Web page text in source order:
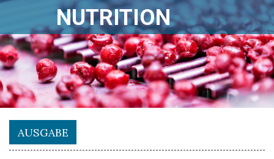
NUTRITION
AUSGABE